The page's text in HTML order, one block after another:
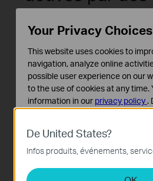
révèlent
l'obscurité
Dans l'obscurité totale, sans
infrarouges blanches
automatiquement en blanc dès
personnes ou des véhicules,
couleur éclatante tout en
Lumière infrarouge allumée
De United States?
Infos produits, événements,
Your Privacy Choices
This website uses cookies to
navigation, analyze online
possible user experience on our
to the use of cookies at any time.
information in our privacy policy .
Ces cookies sont nécessaires au
site Web et ne peuvent pas être
systèmes.